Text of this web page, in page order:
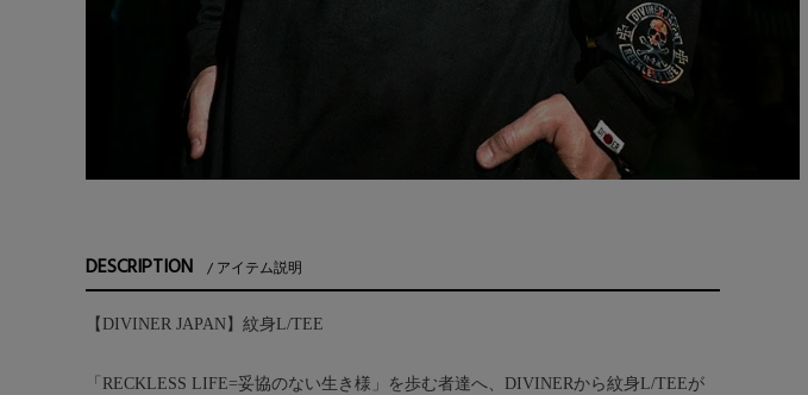
DESCRIPTION アイテム説明
【DIVINER JAPAN】紋身L/TEE
「RECKLESS LIFE=妥協のない生き様」を歩む者達へ、DIVINERから紋身L/TEEが